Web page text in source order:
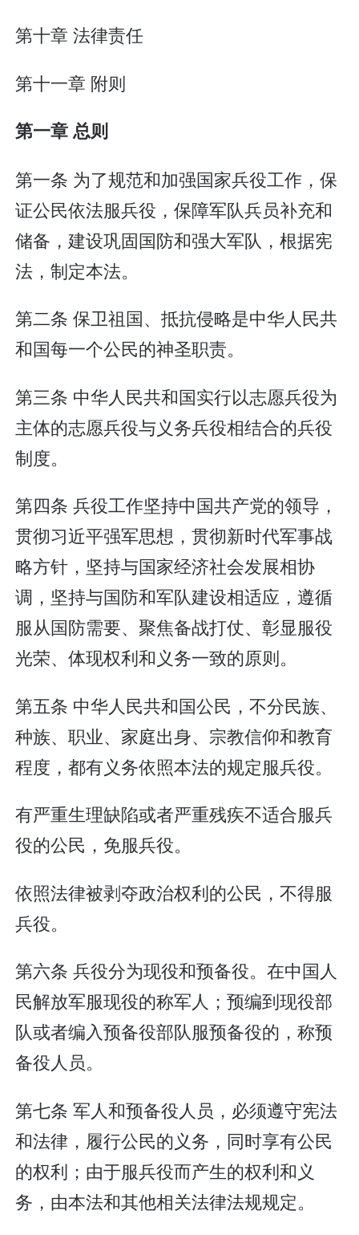
第十章 法律责任
第十一章 附则
第一章 总则
第一条 为了规范和加强国家兵役工作，保
证公民依法服兵役，保障军队兵员补充和
储备，建设巩固国防和强大军队，根据宪
法，制定本法。
第二条 保卫祖国、抵抗侵略是中华人民共
和国每一个公民的神圣职责。
第三条 中华人民共和国实行以志愿兵役为
主体的志愿兵役与义务兵役相结合的兵役
制度。
第四条 兵役工作坚持中国共产党的领导，
贯彻习近平强军思想，贯彻新时代军事战
略方针，坚持与国家经济社会发展相协
调，坚持与国防和军队建设相适应，遵循
服从国防需要、聚焦备战打仗、彰显服役
光荣、体现权利和义务一致的原则。
第五条 中华人民共和国公民，不分民族、
种族、职业、家庭出身、宗教信仰和教育
程度，都有义务依照本法的规定服兵役。
有严重生理缺陷或者严重残疾不适合服兵
役的公民，免服兵役。
依照法律被剥夺政治权利的公民，不得服
兵役。
第六条 兵役分为现役和预备役。在中国人
民解放军服现役的称军人；预编到现役部
队或者编入预备役部队服预备役的，称预
备役人员。
第七条 军人和预备役人员，必须遵守宪法
和法律，履行公民的义务，同时享有公民
的权利；由于服兵役而产生的权利和义
务，由本法和其他相关法律法规规定。